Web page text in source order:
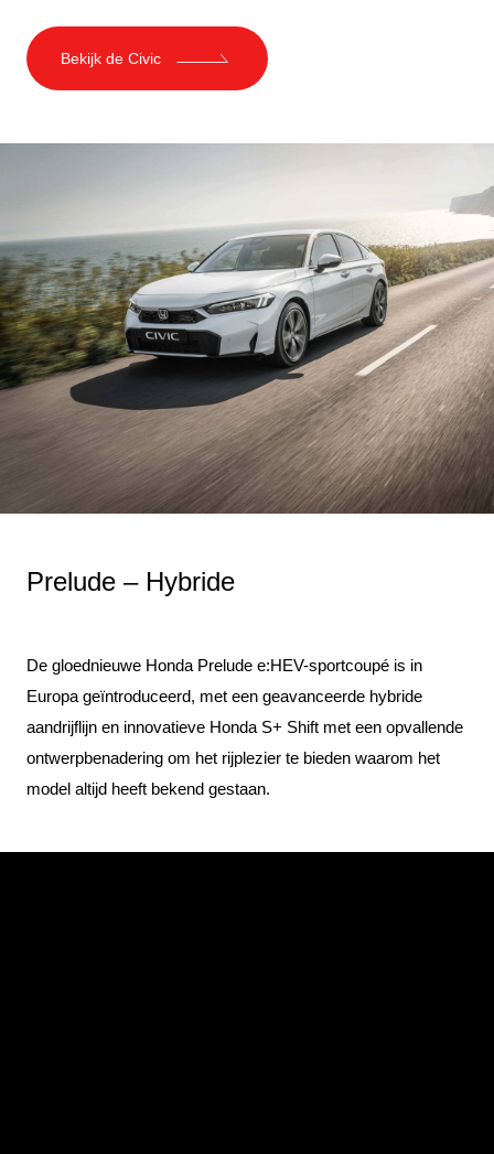
Bekijk de Civic
Prelude – Hybride
De gloednieuwe Honda Prelude e:HEV-sportcoupé is in
Europa geïntroduceerd, met een geavanceerde hybride
aandrijflijn en innovatieve Honda S+ Shift met een opvallende
ontwerpbenadering om het rijplezier te bieden waarom het
model altijd heeft bekend gestaan.